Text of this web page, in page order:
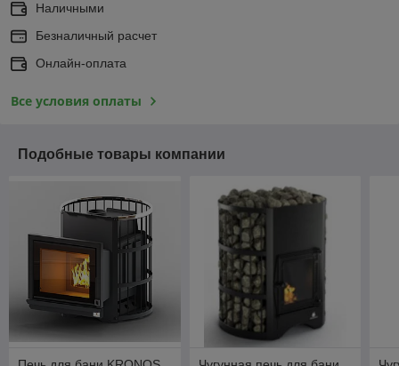
Наличными
Безналичный расчет
Онлайн-оплата
Все условия оплаты
Подобные товары компании